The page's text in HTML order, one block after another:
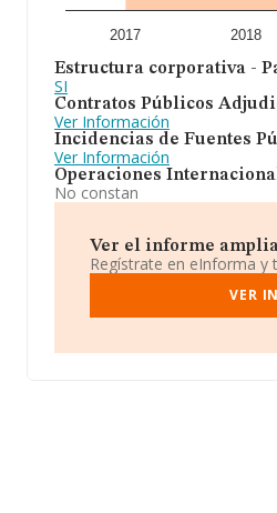
2017 2018
Estructura corporativa -
SI
Contratos Públicos
Ver Información
Incidencias de Fuentes
Ver Información
Operaciones
No constan
Ver el informe
Regístrate en eInforma y
VER